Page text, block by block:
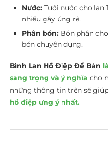
Nước: Tưới nước cho lan
nhiều gây úng rễ.
Phân bón: Bón phân
bón chuyên dụng.
Bình Lan Hồ Điệp Để Bàn
sang trọng và ý nghĩa cho
những thông tin trên sẽ
hồ điệp ưng ý nhất.